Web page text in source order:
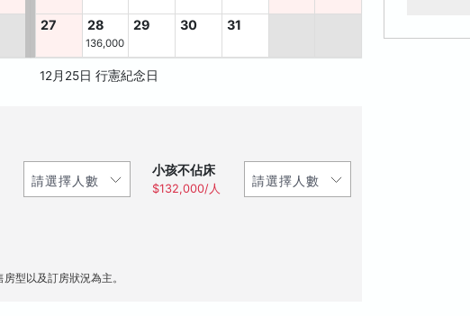
27 28
136,000
29 30 31
12月25日 行憲紀念日
小孩不佔床
$132,000/人
型以及訂房狀況為主。